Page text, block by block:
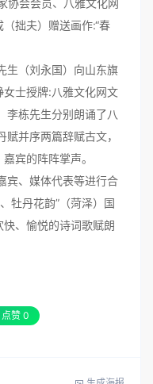
协会会员、八雅文化网
拙夫）赠送画作:“春
（刘永国）向山东旗
士授牌:八雅文化网文
李栋先生分别朗诵了八
并序两篇辞赋古文，
宾的阵阵掌声。
、媒体代表等进行合
牡丹花韵”（菏泽）国
、愉悦的诗词歌赋朗
点赞 0